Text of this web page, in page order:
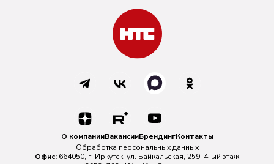
О компанииВакансииБрендингКонтакты
Обработка персональных данных
Офис: 664050, г. Иркутск, ул. Байкальская, 259, 4-ый этаж